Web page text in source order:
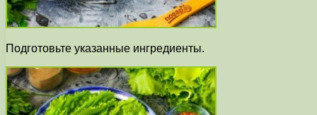
Подготовьте указанные ингредиенты.